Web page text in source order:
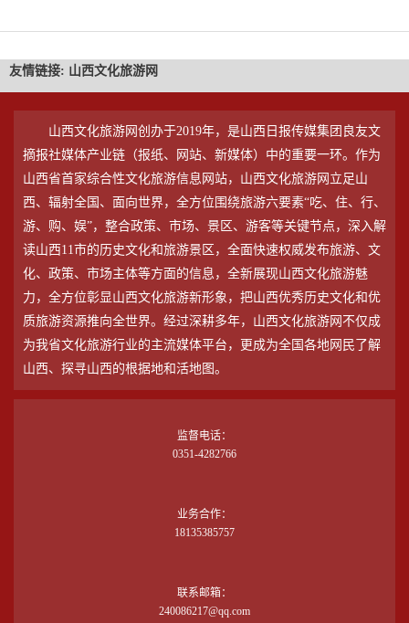
友情链接: 山西文化旅游网
山西文化旅游网创办于2019年，是山西日报传媒集团良友文
摘报社媒体产业链（报纸、网站、新媒体）中的重要一环。作为
山西省首家综合性文化旅游信息网站，山西文化旅游网立足山
西、辐射全国、面向世界，全方位围绕旅游六要素“吃、住、行、
游、购、娱”，整合政策、市场、景区、游客等关键节点，深入解
读山西11市的历史文化和旅游景区，全面快速权威发布旅游、文
化、政策、市场主体等方面的信息，全新展现山西文化旅游魅
力，全方位彰显山西文化旅游新形象，把山西优秀历史文化和优
质旅游资源推向全世界。经过深耕多年，山西文化旅游网不仅成
为我省文化旅游行业的主流媒体平台，更成为全国各地网民了解
山西、探寻山西的根据地和活地图。
监督电话：
0351-4282766
业务合作：
18135385757
联系邮箱：
240086217@qq.com